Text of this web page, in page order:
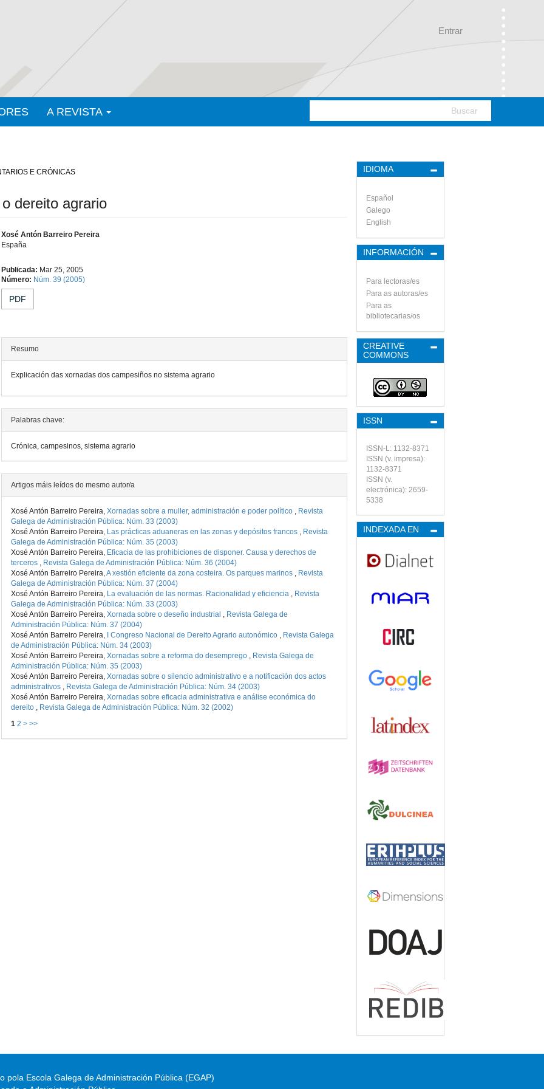
Entrar
A REVISTA Buscar
E CRÓNICAS
dereito agrario
Xosé Antón Barreiro Pereira
España
Contido
principal
do
artigo
Publicada: Mar 25, 2005
Número: Núm. 39 (2005)
PDF
Resumo
Explicación das xornadas dos campesiños no sistema agrario
Detalles
do
artigo
Palabras chave:
Crónica, campesinos, sistema agrario
Artigos máis leídos do mesmo autor/a
Xosé Antón Barreiro Pereira, Xornadas sobre a muller, administración e poder político , Revista
Galega de Administración Pública: Núm. 33 (2003)
Xosé Antón Barreiro Pereira, Las prácticas aduaneras en las zonas y depósitos francos , Revista
Galega de Administración Pública: Núm. 35 (2003)
Xosé Antón Barreiro Pereira, Eficacia de las prohibiciones de disponer. Causa y derechos de
terceros , Revista Galega de Administración Pública: Núm. 36 (2004)
Xosé Antón Barreiro Pereira,A xestión eficiente da zona costeira. Os parques marinos , Revista
Galega de Administración Pública: Núm. 37 (2004)
Xosé Antón Barreiro Pereira, La evaluación de las normas. Racionalidad y eficiencia , Revista
Galega de Administración Pública: Núm. 33 (2003)
Xosé Antón Barreiro Pereira, Xornada sobre o deseño industrial , Revista Galega de
Administración Pública: Núm. 37 (2004)
Xosé Antón Barreiro Pereira,
I Congreso Nacional de Dereito Agrario autonómico , Revista Galega
de Administración Pública: Núm. 34 (2003)
Xosé Antón Barreiro Pereira, Xornadas sobre a reforma do desemprego , Revista Galega de
Administración Pública: Núm. 35 (2003)
Xosé Antón Barreiro Pereira, Xornadas sobre o silencio administrativo e a notificación dos actos
administrativos , Revista Galega de Administración Pública: Núm. 34 (2003)
Xosé Antón Barreiro Pereira, Xornadas sobre eficacia administrativa e análise económica do
dereito , Revista Galega de Administración Pública: Núm. 32 (2002)
1 2 > >>
IDIOMA
Español
Galego
English
INFORMACIÓN
Para lectoras/es
Para as autoras/es
Para as
bibliotecarias/os
CREATIVE
COMMONS
ISSN
ISSN-L: 1132-8371
ISSN (v. impresa):
1132-8371
ISSN (v.
electrónica): 2659-
5338
INDEXADA EN
pola Escola Galega de Administración Pública (EGAP)